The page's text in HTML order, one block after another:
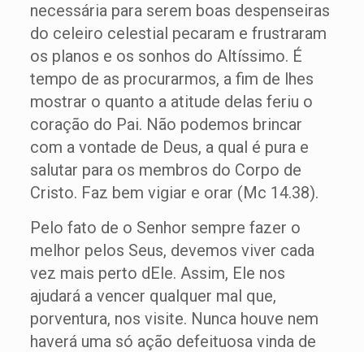
necessária para serem boas despenseiras
do celeiro celestial pecaram e frustraram
os planos e os sonhos do Altíssimo. É
tempo de as procurarmos, a fim de lhes
mostrar o quanto a atitude delas feriu o
coração do Pai. Não podemos brincar
com a vontade de Deus, a qual é pura e
salutar para os membros do Corpo de
Cristo. Faz bem vigiar e orar (Mc 14.38).
Pelo fato de o Senhor sempre fazer o
melhor pelos Seus, devemos viver cada
vez mais perto dEle. Assim, Ele nos
ajudará a vencer qualquer mal que,
porventura, nos visite. Nunca houve nem
haverá uma só ação defeituosa vinda de